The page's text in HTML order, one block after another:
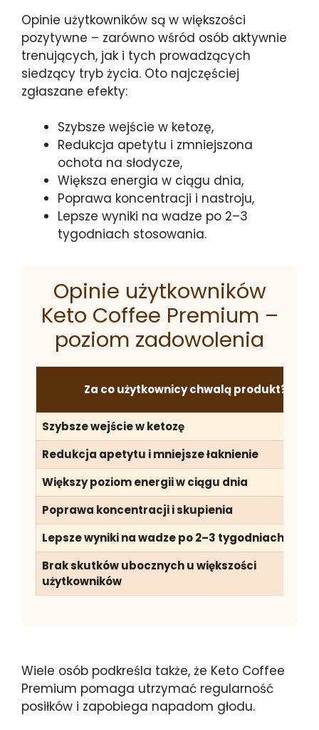
Opinie użytkowników są w większości
pozytywne – zarówno wśród osób aktywnie
trenujących, jak i tych prowadzących
siedzący tryb życia. Oto najczęściej
zgłaszane efekty:
Szybsze wejście w ketozę,
Redukcja apetytu i zmniejszona
ochota na słodycze,
Większa energia w ciągu dnia,
Poprawa koncentracji i nastroju,
Lepsze wyniki na wadze po 2–3
tygodniach stosowania.
Opinie użytkowników
Keto Coffee Premium –
poziom zadowolenia
Za co użytkownicy chwalą produkt?
Szybsze wejście w ketozę
Redukcja apetytu i mniejsze łaknienie
Większy poziom energii w ciągu dnia
Poprawa koncentracji i skupienia
Lepsze wyniki na wadze po 2–3 tygodniach
Brak skutków ubocznych u większości
użytkowników
Wiele osób podkreśla także, że Keto Coffee
Premium pomaga utrzymać regularność
posiłków i zapobiega napadom głodu.